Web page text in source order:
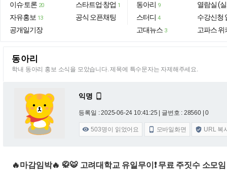
이슈·토론 20
자유홍보 13
공개일기장
스타트업·창업 1
공식 오픈채팅
동아리 9
스터디 4
고대뉴스 3
열람실 (
수강신청
고파스 위
동아리
학내 동아리 홍보 소식을 모았습니다. 제목에 특수문자는 자제해주세요.
익명 
등록일 : 2025-06-24 10:41:25 | 글번호 : 28560 | 0
 503명이 읽었어요  모바일화면  URL 복
🔥마감임박🔥 🥋🐯 고려대학교 유일무이❗️ 무료 주짓수 소